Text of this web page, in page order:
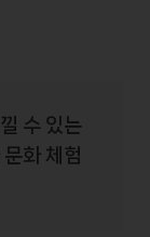
수 있는
화 체험